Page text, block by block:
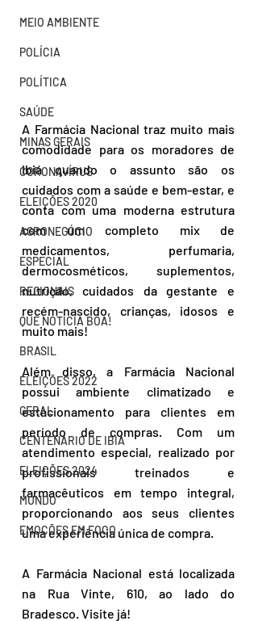
MEIO AMBIENTE
POLÍCIA
POLÍTICA
SAÚDE
MINAS GERAIS
CORONAVÍRUS
ELEIÇÕES 2020
AGRONEGÓCIO
ESPECIAL
REGIONAIS
QUE NOTÍCIA BOA!
BRASIL
ELEIÇÕES 2022
GERAL
CENTENÁRIO DE IBIÁ
ELEIÇÕES 2024
MUNDO
EMOÇÕES EM FOCO
A Farmácia Nacional traz muito mais
comodidade para os moradores de
Ibiá quando o assunto são os
cuidados com a saúde e bem-estar, e
conta com uma moderna estrutura
com um completo mix de
medicamentos, perfumaria,
dermocosméticos, suplementos,
nutrição, cuidados da gestante e
recém-nascido, crianças, idosos e
muito mais!
Além disso, a Farmácia Nacional
possui ambiente climatizado e
estacionamento para clientes em
período de compras. Com um
atendimento especial, realizado por
profissionais treinados e
farmacêuticos em tempo integral,
proporcionando aos seus clientes
uma experiência única de compra.
A Farmácia Nacional está localizada
na Rua Vinte, 610, ao lado do
Bradesco. Visite já!